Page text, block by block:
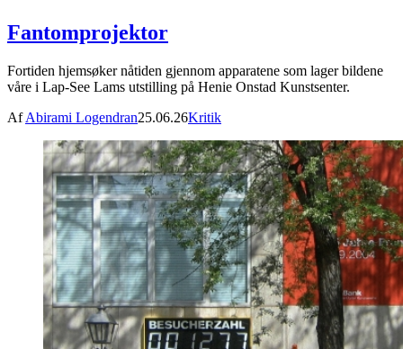
Fantomprojektor
Fortiden hjemsøker nåtiden gjennom apparatene som lager bildene
våre i Lap-See Lams utstilling på Henie Onstad Kunstsenter.
AfAbirami Logendran25.06.26Kritik